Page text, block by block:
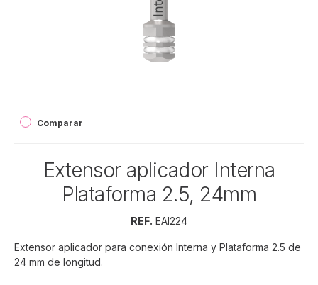
Comparar
Extensor aplicador Interna
Plataforma 2.5, 24mm
REF. EAI224
Extensor aplicador para conexión Interna y Plataforma 2.5 de
24 mm de longitud.